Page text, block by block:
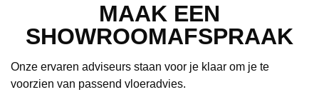
MAAK EEN
SHOWROOMAFSPRAAK
Onze ervaren adviseurs staan voor je klaar om je te
voorzien van passend vloeradvies.